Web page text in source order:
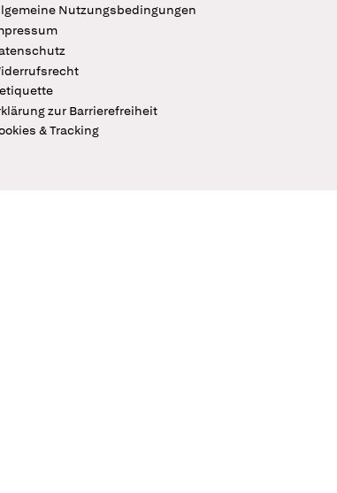
Nutzungsbedingungen
zur Barrierefreiheit
& Tracking